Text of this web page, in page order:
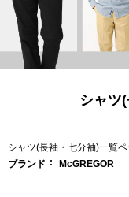
シャツ
シャツ(長袖・七分袖)一覧ペ
ブランド
McGREGOR